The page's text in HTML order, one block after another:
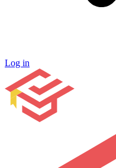
Log in